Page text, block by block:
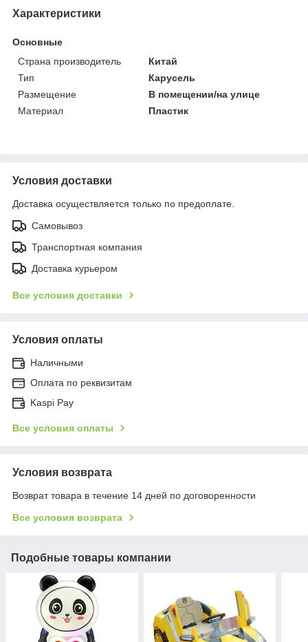
Характеристики
Основные
Страна производитель
Китай
Тип
Карусель
Размещение
В помещении/на улице
Материал
Пластик
Условия доставки
Доставка осуществляется только по предоплате.
Самовывоз
Транспортная компания
Доставка курьером
Все условия доставки
Условия оплаты
Наличными
Оплата по реквизитам
Kaspi Pay
Все условия оплаты
Условия возврата
Возврат товара в течение 14 дней по договоренности
Все условия возврата
Подобные товары компании